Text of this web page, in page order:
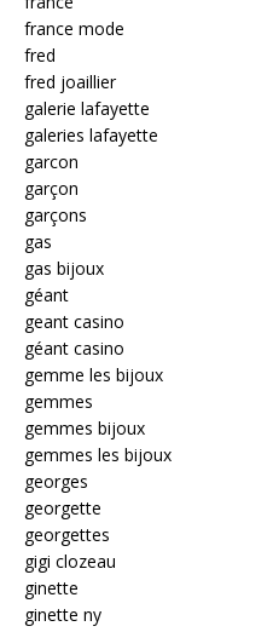
france mode
fred
fred joaillier
galerie lafayette
galeries lafayette
garcon
garçon
garçons
gas
gas bijoux
géant
geant casino
géant casino
gemme les bijoux
gemmes
gemmes bijoux
gemmes les bijoux
georges
georgette
georgettes
gigi clozeau
ginette
ginette ny